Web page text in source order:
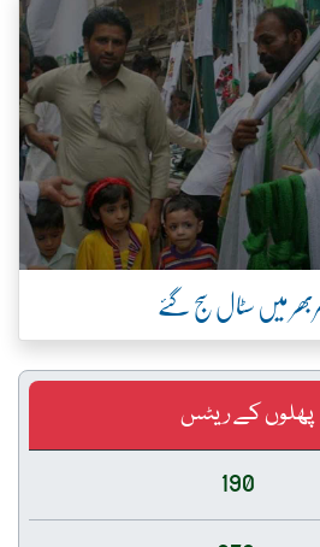
میں سٹال سج گئے
پھلوں کے ریٹس
190